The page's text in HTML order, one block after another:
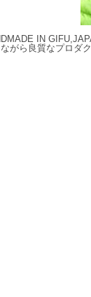
IN
がら良質なプロ